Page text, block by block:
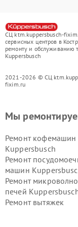
СЦ ktm.kuppersbusch-
сервисных центров в
ремонту и обслуживанию
Kuppersbusch
2021-2026 © СЦ
fixim.ru
Мы
Ремонт кофемашин
Kuppersbusch
Ремонт
машин
Ремонт
печей
Ремонт вытяжек